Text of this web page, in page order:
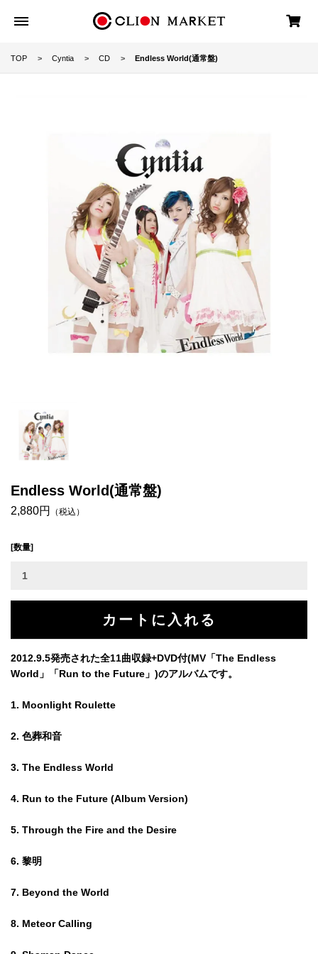
TOP Cyntia CD Endless World(通常盤)
Endless World(通常盤)
2,880円 （税込）
[数量]
2012.9.5発売された全11曲収録+DVD付(MV「The Endless
World」「Run to the Future」)のアルバムです。
1. Moonlight Roulette
2. 色葬和音
3. The Endless World
4. Run to the Future (Album Version)
5. Through the Fire and the Desire
6. 黎明
7. Beyond the World
8. Meteor Calling